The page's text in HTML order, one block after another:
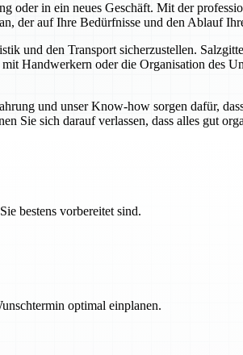
oder in ein neues Geschäft. Mit der
der auf Ihre Bedürfnisse und den Ablauf
und den Transport sicherzustellen.
Handwerkern oder die Organisation des
und unser Know-how sorgen dafür,
Sie sich darauf verlassen, dass alles gut
bestens vorbereitet sind.
optimal einplanen.